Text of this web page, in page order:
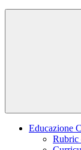
Educazione
Rubric